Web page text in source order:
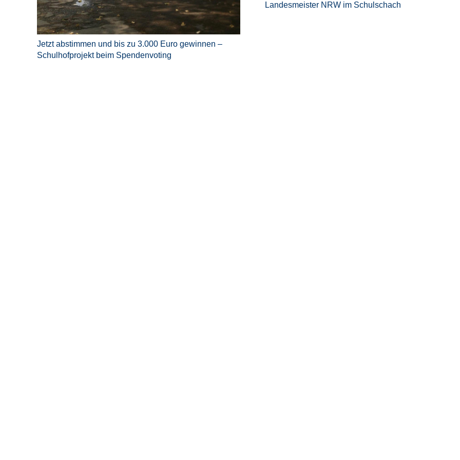
Jetzt abstimmen und bis zu 3.000 Euro gewinnen –
Schulhofprojekt beim Spendenvoting
Landesmeister NRW im Schulschach